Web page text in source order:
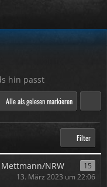
hin passt
Alle als gelesen markieren
Filter
NRW
15
13. März 2023 um 22:06